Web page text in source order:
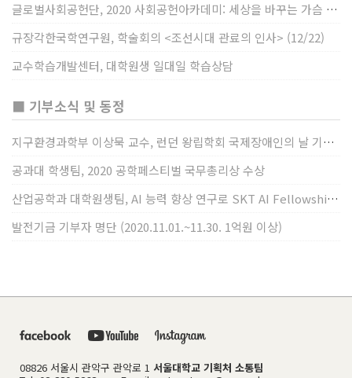
글로벌사회공헌단, 2020 사회공헌아카데미: 세상을 바꾸는 가슴 따뜻한 나눔(12/23~24)
규장각한국학연구원, 학술회의 <조선시대 관료의 인사> (12/22)
교수학습개발센터, 대학원생 일대일 학습상담
■ 기부소식 및 동정
지구환경과학부 이상묵 교수, 런던 왕립학회 국제장애인의 날 기념 “전 세계 장애가 있는 과학자”에 소개
공과대 학생팀, 2020 공학페스티벌 국무총리상 수상
산업공학과 대학원생팀, AI 능력 향상 연구로 SKT AI Fellowship 2기 최우수팀 선정
발전기금 기부자 명단 (2020.11.01.~11.30. 1억원 이상)
08826 서울시 관악구 관악로 1 서울대학교 기획처 소통팀